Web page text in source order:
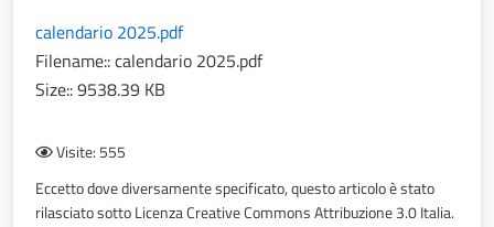
calendario 2025.pdf
Filename:: calendario 2025.pdf
Size:: 9538.39 KB
Visite: 555
Eccetto dove diversamente specificato, questo articolo è stato
rilasciato sotto Licenza Creative Commons Attribuzione 3.0 Italia.